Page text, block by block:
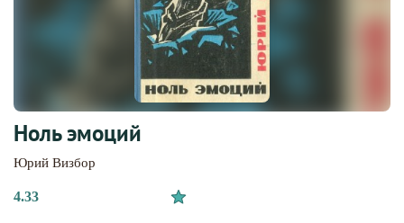
Ноль эмоций
Юрий Визбор
4.33